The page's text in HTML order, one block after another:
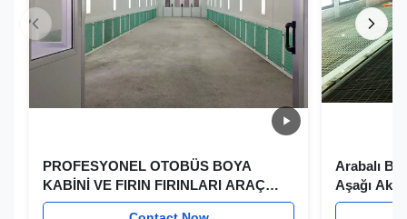
PROFESYONEL OTOBÜS BOYA
KABİNİ VE FIRIN FIRINLARI ARAÇ
BOYAMA EKİPMANLARI
Arabalı
Aşağı
Boya